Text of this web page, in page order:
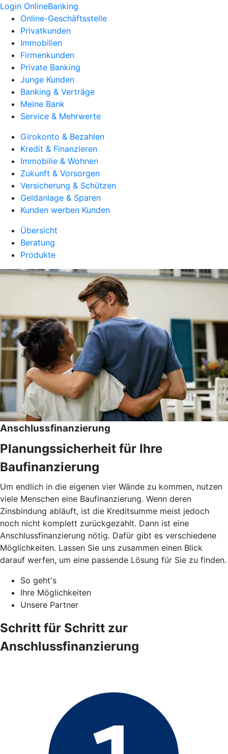
Login OnlineBanking
Online-Geschäftsstelle
Privatkunden
Immobilien
Firmenkunden
Private Banking
Junge Kunden
Banking & Verträge
Meine Bank
Service & Mehrwerte
Girokonto & Bezahlen
Kredit & Finanzieren
Immobilie & Wohnen
Zukunft & Vorsorgen
Versicherung & Schützen
Geldanlage & Sparen
Kunden werben Kunden
Übersicht
Beratung
Produkte
Anschlussfinanzierung
Planungssicherheit für Ihre
Baufinanzierung
Um endlich in die eigenen vier Wände zu kommen, nutzen
viele Menschen eine Baufinanzierung. Wenn deren
Zinsbindung abläuft, ist die Kreditsumme meist jedoch
noch nicht komplett zurückgezahlt. Dann ist eine
Anschlussfinanzierung nötig. Dafür gibt es verschiedene
Möglichkeiten. Lassen Sie uns zusammen einen Blick
darauf werfen, um eine passende Lösung für Sie zu finden.
So geht's
Ihre Möglichkeiten
Unsere Partner
Schritt für Schritt zur
Anschlussfinanzierung